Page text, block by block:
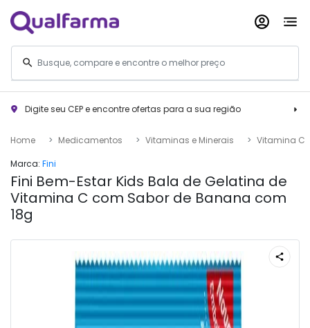
Digite seu CEP e encontre ofertas para a sua região
Home Medicamentos Vitaminas e Minerais
Vitamina C
Marca: Fini
Fini Bem-Estar Kids Bala de Gelatina de
Vitamina C com Sabor de Banana com
18g